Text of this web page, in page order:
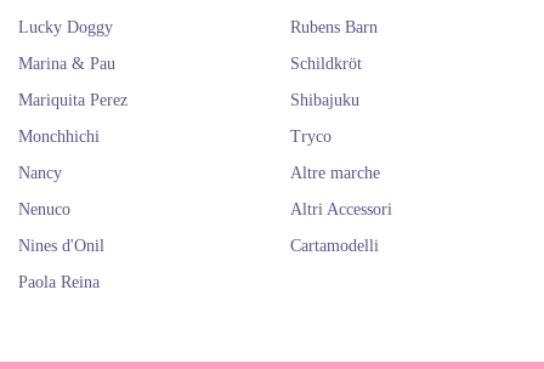
Lucky Doggy
Marina & Pau
Mariquita Perez
Monchhichi
Nancy
Nenuco
Nines d'Onil
Paola Reina
Rubens Barn
Schildkröt
Shibajuku
Tryco
Altre marche
Altri Accessori
Cartamodelli